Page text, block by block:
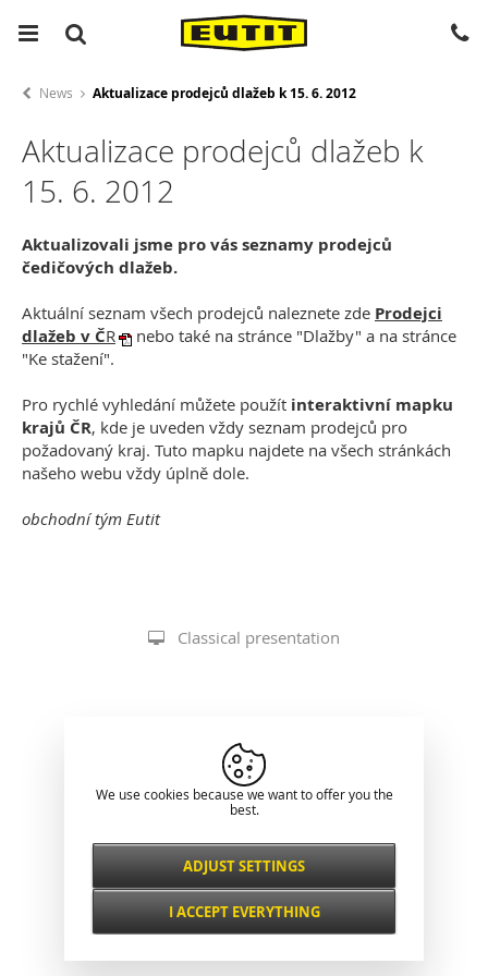
News Aktualizace prodejců dlažeb k 15. 6. 2012
Aktualizace prodejců dlažeb k
15. 6. 2012
Aktualizovali jsme pro vás seznamy prodejců
čedičových dlažeb.
Aktuální seznam všech prodejců naleznete zde Prodejci
dlažeb v ČR
nebo také na stránce "Dlažby" a na stránce
"Ke stažení".
Pro rychlé vyhledání můžete použít interaktivní mapku
krajů ČR, kde je uveden vždy seznam prodejců pro
požadovaný kraj. Tuto mapku najdete na všech stránkách
našeho webu vždy úplně dole.
obchodní tým Eutit
Classical presentation
We use cookies because we want to offer you the
best.
Necessarily
ALWAYS ACTIVE
Functional and
ADJUST SETTINGS
I ACCEPT EVERYTHING